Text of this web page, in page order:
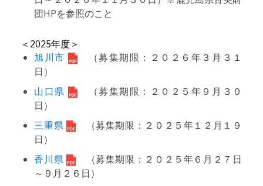
団HPを参照のこと
＜2025年度＞
旭川市
（募集期限：２０２６年３月３１
日）
山口県
（募集期限：２０２５年９月３０
日）
三重県
（募集期限：２０２５年１２月１９
日）
香川県
（募集期限：２０２５年６月２７日
～９月２６日）